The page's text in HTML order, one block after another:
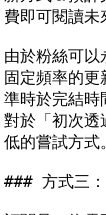
費即可閱讀未
由於粉絲可
固定頻率的
準時於完結
對於「初次透
低的嘗試方式
### 方式三